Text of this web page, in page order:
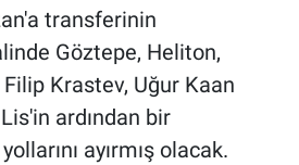
transferinin
Göztepe, Heliton,
Filip Krastev, Uğur Kaan
ardından bir
ayırmış olacak.